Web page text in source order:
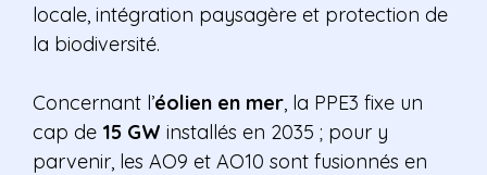
locale, intégration paysagère et protection de
la biodiversité.
Concernant l’éolien en mer, la PPE3 fixe un
cap de 15 GW installés en 2035 ; pour y
parvenir, les AO9 et AO10 sont fusionnés en